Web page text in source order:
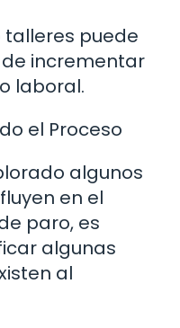
talleres puede
incrementar
laboral.
el Proceso
algunos
en el
paro, es
algunas
al